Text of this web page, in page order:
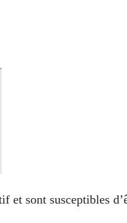
sont susceptibles